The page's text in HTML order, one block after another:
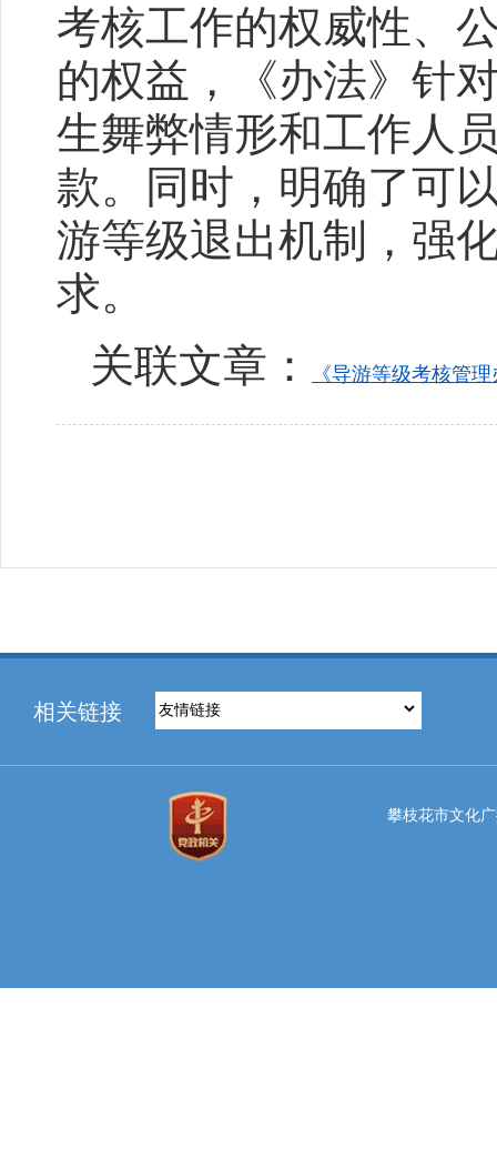
考核工作的权威性、
的权益，《办法》针
生舞弊情形和工作人
款。同时，明确了可
游等级退出机制，强
求。
关联文章：
《导游等级考核管
相关链接
攀枝花市文化